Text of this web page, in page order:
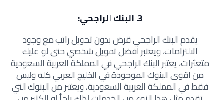
3. البنك الراجحي:
يقدم البنك الراجحي قرض بدون تحويل راتب مع وجود
الالتزامات، ويعتبر افضل تمويل شخصي حتى لو عليك
متعثرات، يعتبر البنك الراجحي في المملكة العربية السعودية
من اقوى البنوك الموجودة في الخليج العربي كله وليس
فقط في المملكة العربية السعودية، ويعتبر من البنوك التي